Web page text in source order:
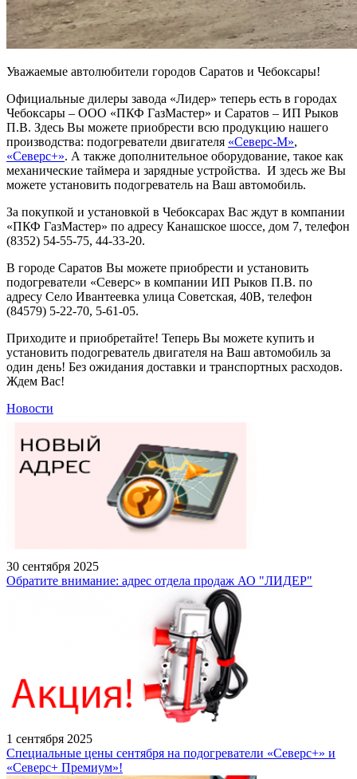
Уважаемые автолюбители городов Саратов и Чебоксары!
Официальные дилеры завода «Лидер» теперь есть в городах
Чебоксары – ООО «ПКФ ГазМастер» и Саратов – ИП Рыков
П.В. Здесь Вы можете приобрести всю продукцию нашего
производства: подогреватели двигателя «Северс-М»,
«Северс+». А также дополнительное оборудование, такое как
механические таймера и зарядные устройства. И здесь же Вы
можете установить подогреватель на Ваш автомобиль.
За покупкой и установкой в Чебоксарах Вас ждут в компании
«ПКФ ГазМастер» по адресу Канашское шоссе, дом 7, телефон
(8352) 54-55-75, 44-33-20.
В городе Саратов Вы можете приобрести и установить
подогреватели «Северс» в компании ИП Рыков П.В. по
адресу Село Ивантеевка улица Советская, 40В, телефон
(84579) 5-22-70, 5-61-05.
Приходите и приобретайте! Теперь Вы можете купить и
установить подогреватель двигателя на Ваш автомобиль за
один день! Без ожидания доставки и транспортных расходов.
Ждем Вас!
Новости
30 сентября 2025
Обратите внимание: адрес отдела продаж АО "ЛИДЕР"
1 сентября 2025
Специальные цены сентября на подогреватели «Северс+» и
«Северс+ Премиум»!